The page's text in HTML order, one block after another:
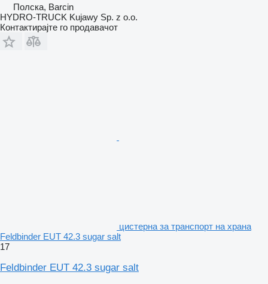
Полска, Barcin
HYDRO-TRUCK Kujawy Sp. z o.o.
Контактирајте го продавачот
цистерна за транспорт на храна
Feldbinder EUT 42.3 sugar salt
17
Feldbinder EUT 42.3 sugar salt